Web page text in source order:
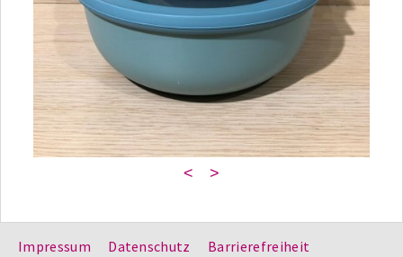
< >
Impressum Datenschutz Barrierefreiheit